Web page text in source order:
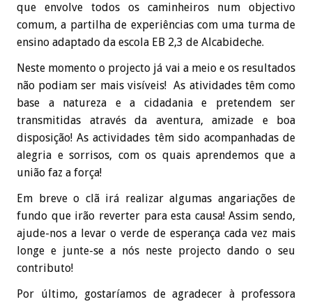
que envolve todos os caminheiros num objectivo
comum, a partilha de experiências com uma turma de
ensino adaptado da escola EB 2,3 de Alcabideche.
Neste momento o projecto já vai a meio e os resultados
não podiam ser mais visíveis! As atividades têm como
base a natureza e a cidadania e pretendem ser
transmitidas através da aventura, amizade e boa
disposição! As actividades têm sido acompanhadas de
alegria e sorrisos, com os quais aprendemos que a
união faz a força!
Em breve o clã irá realizar algumas angariações de
fundo que irão reverter para esta causa! Assim sendo,
ajude-nos a levar o verde de esperança cada vez mais
longe e junte-se a nós neste projecto dando o seu
contributo!
Por último, gostaríamos de agradecer à professora